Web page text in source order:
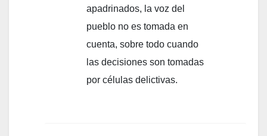
apadrinados, la voz del
pueblo no es tomada en
cuenta, sobre todo cuando
las decisiones son tomadas
por células delictivas.